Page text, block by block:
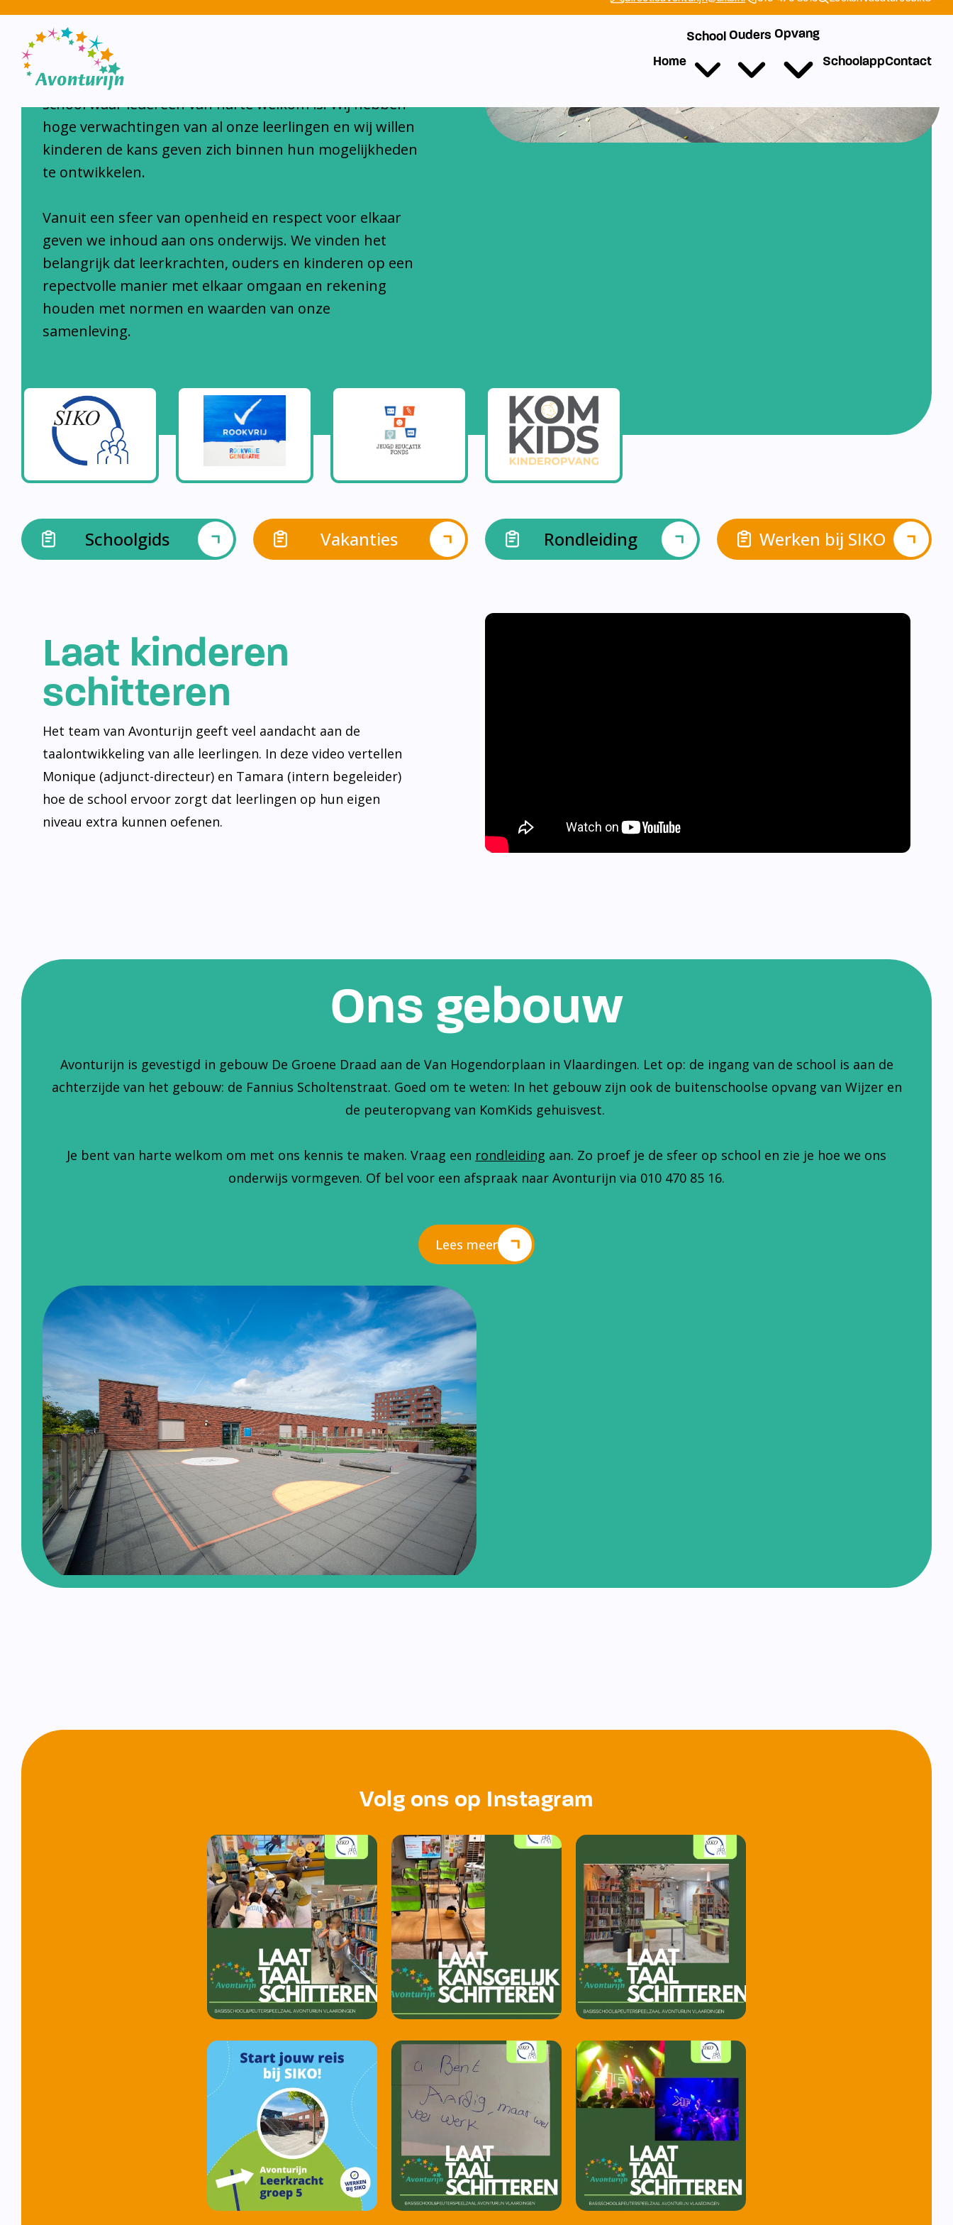
Avonturijn laat kinderen schitteren
Avonturijn is een moderne, open, interconfessionele
school waar iedereen van harte welkom is. Wij hebben
hoge verwachtingen van al onze leerlingen en wij willen
kinderen de kans geven zich binnen hun mogelijkheden
te ontwikkelen.
Vanuit een sfeer van openheid en respect voor elkaar
geven we inhoud aan ons onderwijs. We vinden het
belangrijk dat leerkrachten, ouders en kinderen op een
repectvolle manier met elkaar omgaan en rekening
houden met normen en waarden van onze
samenleving.
Schoolgids Vakanties Rondleiding Werken bij SIKO
Laat kinderen
schitteren
Het team van Avonturijn geeft veel aandacht aan de
taalontwikkeling van alle leerlingen. In deze video vertellen
Monique (adjunct-directeur) en Tamara (intern begeleider)
hoe de school ervoor zorgt dat leerlingen op hun eigen
niveau extra kunnen oefenen.
Ons gebouw
Avonturijn is gevestigd in gebouw De Groene Draad aan de Van Hogendorplaan in Vlaardingen. Let op: de ingang van de school is aan de
achterzijde van het gebouw: de Fannius Scholtenstraat. Goed om te weten: In het gebouw zijn ook de buitenschoolse opvang van Wijzer en
de peuteropvang van KomKids gehuisvest.
Je bent van harte welkom om met ons kennis te maken. Vraag een rondleiding aan. Zo proef je de sfeer op school en zie je hoe we ons
onderwijs vormgeven. Of bel voor een afspraak naar Avonturijn via 010 470 85 16.
Lees meer
Volg ons op Instagram